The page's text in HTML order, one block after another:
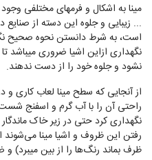
مینا به اشکال و فرمهای مختلفی
... زیبایی و جلوه این دسته از
است، به شرط دانستن نحوه صحیح
نگهداری ازاین اشیا ضروری میباشد
نشود و جلوه خود را از دست ندهند.
از آنجایی که سطح مینا لعاب کاری
راحتی آن را با آب گرم و اسفنج
نگهداری کرد حتی در زیر خاک
رفتن این ظروف و اشیا مینا
ظرف بماند رنگ‌ها را از بین میبرد)